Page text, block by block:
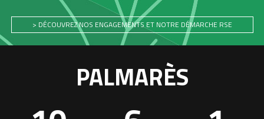
> DÉCOUVREZ NOS ENGAGEMENTS ET NOTRE DÉMARCHE RSE
PALMARÈS